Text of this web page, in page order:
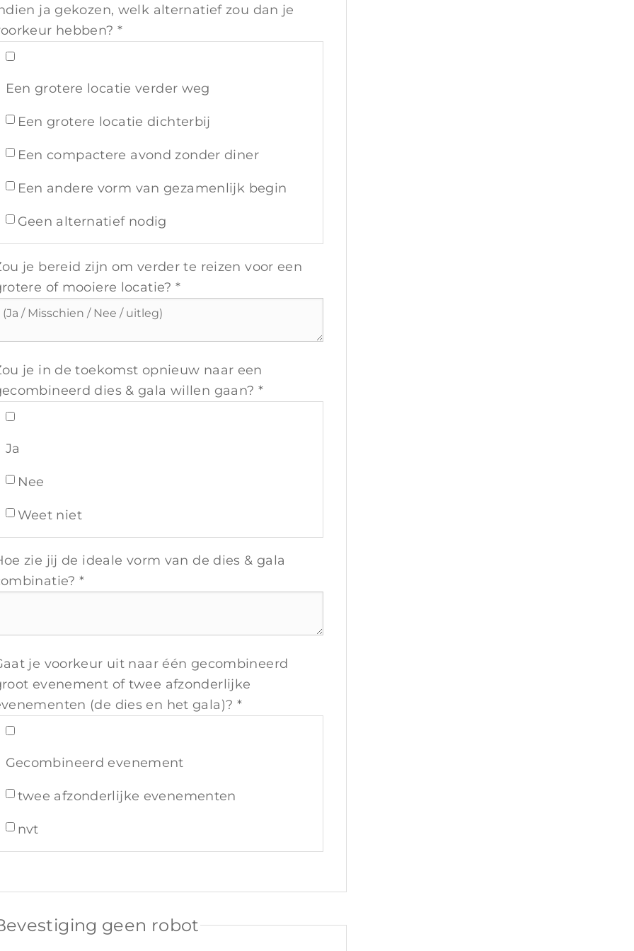
ja gekozen, welk alternatief zou dan je
hebben? *
Een grotere locatie verder weg
Een grotere locatie dichterbij
Een compactere avond zonder diner
Een andere vorm van gezamenlijk begin
Geen alternatief nodig
je bereid zijn om verder te reizen voor een
of mooiere locatie? *
je in de toekomst opnieuw naar een
dies & gala willen gaan? *
Ja
Nee
Weet niet
zie jij de ideale vorm van de dies & gala
*
je voorkeur uit naar één gecombineerd
evenement of twee afzonderlijke
(de dies en het gala)? *
Gecombineerd evenement
twee afzonderlijke evenementen
nvt
geen robot